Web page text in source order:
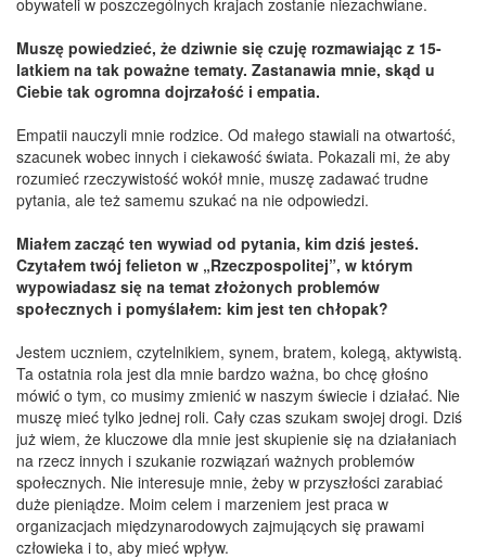
Muszę powiedzieć, że dziwnie się czuję rozmawiając z 15-
latkiem na tak poważne tematy. Zastanawia mnie, skąd u
Ciebie tak ogromna dojrzałość i empatia.
Empatii nauczyli mnie rodzice. Od małego stawiali na otwartość,
szacunek wobec innych i ciekawość świata. Pokazali mi, że aby
rozumieć rzeczywistość wokół mnie, muszę zadawać trudne
pytania, ale też samemu szukać na nie odpowiedzi.
Miałem zacząć ten wywiad od pytania, kim dziś jesteś.
Czytałem twój felieton w „Rzeczpospolitej”, w którym
wypowiadasz się na temat złożonych problemów
społecznych i pomyślałem: kim jest ten chłopak?
Jestem uczniem, czytelnikiem, synem, bratem, kolegą, aktywistą.
Ta ostatnia rola jest dla mnie bardzo ważna, bo chcę głośno
mówić o tym, co musimy zmienić w naszym świecie i działać. Nie
muszę mieć tylko jednej roli. Cały czas szukam swojej drogi. Dziś
już wiem, że kluczowe dla mnie jest skupienie się na działaniach
na rzecz innych i szukanie rozwiązań ważnych problemów
społecznych. Nie interesuje mnie, żeby w przyszłości zarabiać
duże pieniądze. Moim celem i marzeniem jest praca w
organizacjach międzynarodowych zajmujących się prawami
człowieka i to, aby mieć wpływ.